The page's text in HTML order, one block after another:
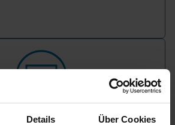
Details Über Cookies
noch Fragen?